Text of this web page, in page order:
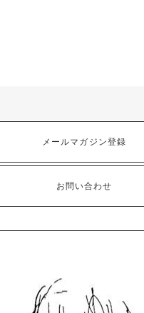
メールマガジン登録
お問い合わせ